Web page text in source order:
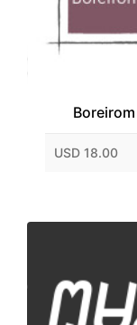
USD 18.00